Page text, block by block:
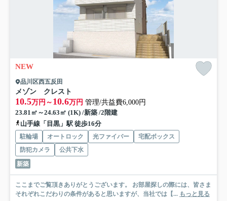
NEW
品川区西五反田
メゾン クレスト
10.5万円～ 10.6万円 管理/共益費6,000円
23.81㎡～24.63㎡ (1K) /新築 /2階建
山手線「目黒」駅 徒歩16分
駐輪場 オートロック 光ファイバー
宅配ボックス
防犯カメラ
公共下水
新築
ここまでご覧頂きありがとうございます。 お部屋探しの際には、皆さま
それぞれこだわりの条件があると思いますが、当社では【... もっと見る